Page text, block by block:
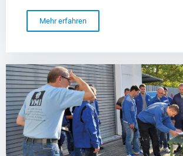
Mehr erfahren